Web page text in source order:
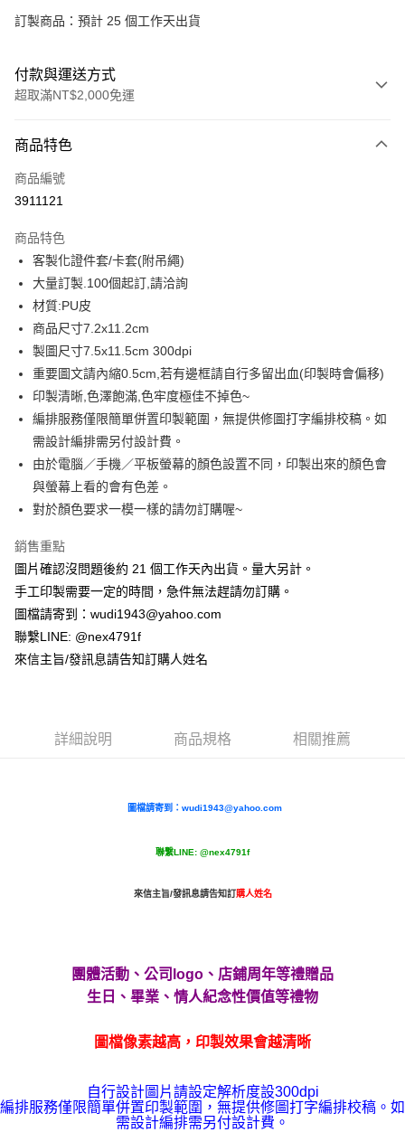
訂製商品：預計 25 個工作天出貨
付款與運送方式
超取滿NT$2,000免運
信用卡一次付款
超商取貨付款
Apple Pay
街口支付
悠遊付
全盈+PAY
AFTEE先享後付
相關說明
【關於「AFTEE先享後付」】
AFTEE先享後付是「在收到商品之後才付款」的支付方式。 讓您購物簡單
便利好安心！
１．簡單：不需註冊會員、不需綁卡、不需儲值。
３．安心：先確認商品／服務後，再付款。
【「AFTEE先享後付」結帳流程】
１．於結帳方式選擇「AFTEE先享後付」後，將跳轉至「AFTEE先享後付」
結帳頁面，進行簡訊認證並確認金額後，即可完成結帳。
２．訂單成立數日內，您將收到繳費通知簡訊。
３．收到繳費通知簡訊後14天內，點擊此簡訊中的連結，可透過四大超商／
ATM／網路銀行／等多元方式進行付款，方視為交易完成。
※ 請注意：結帳手續完成當下不需立刻繳費，但若您需要取消訂單，請聯絡
購買商品的店家。未經商家同意取消之訂單仍視為有效，需透過AFTEE先享
權轉讓予恩沛科技股份有限公司。
３．未成年的使用者請事先徵得法定代理人或監護人之同意方可使用
恩沛科技股份有限公司將有權停止該用戶之使用額度並採取法律行動。
運送方式
全家付款取貨
每筆NT$65，滿NT$2,000(含以上)免運費
付款後全家取貨
每筆NT$65，滿NT$2,000(含以上)免運費
7-11付款取貨
付款後7-11取貨
每筆NT$180，滿NT$10,000(含以上)免運費
商品特色
商品編號
3911121
商品特色
客製化證件套/卡套(附吊繩)
大量訂製.100個起訂,請洽詢
材質:PU皮
商品尺寸7.2x11.2cm
製圖尺寸7.5x11.5cm 300dpi
重要圖文請內縮0.5cm,若有邊框請自行多留出血(印製時會偏移)
印製清晰,色澤飽滿,色牢度極佳不掉色~
編排服務僅限簡單併置印製範圍，無提供修圖打字編排校稿。如
需設計編排需另付設計費。
由於電腦／手機／平板螢幕的顏色設置不同，印製出來的顏色會
與螢幕上看的會有色差。
對於顏色要求一模一樣的請勿訂購喔~
銷售重點
圖片確認沒問題後約 21 個工作天內出貨。量大另計。
手工印製需要一定的時間，急件無法趕請勿訂購。
圖檔請寄到：wudi1943@yahoo.com
聯繫LINE: @nex4791f
來信主旨/發訊息請告知訂購人姓名
詳細說明 商品規格 相關推薦
圖檔請寄到：wudi1943@yahoo.com
聯繫LINE: @nex4791f
來信主旨/發訊息請告知訂購人姓名
團體活動、公司 logo 、店鋪周年等禮贈品
生日、畢業、情人紀念性價值等禮物
圖檔像素越高，印製效果會越清晰
自行設計圖片請設定解析度設300dpi
編排服務僅限簡單併置印製範圍，無提供修圖打字編排校稿。如
需設計編排需另付設計費。